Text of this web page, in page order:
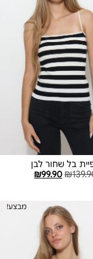
בל שחור לבן
₪
₪99.90
מבצע!